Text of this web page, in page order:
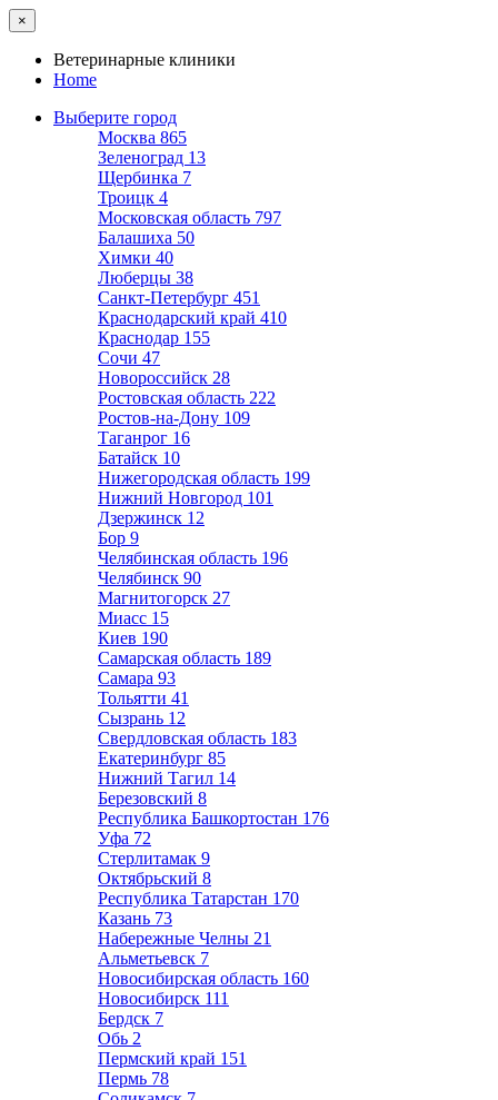
×
Ветеринарные клиники
Home
Выберите город
Москва 865
Зеленоград 13
Щербинка 7
Троицк 4
Московская область 797
Балашиха 50
Химки 40
Люберцы 38
Санкт-Петербург 451
Краснодарский край 410
Краснодар 155
Сочи 47
Новороссийск 28
Ростовская область 222
Ростов-на-Дону 109
Таганрог 16
Батайск 10
Нижегородская область 199
Нижний Новгород 101
Дзержинск 12
Бор 9
Челябинская область 196
Челябинск 90
Магнитогорск 27
Миасс 15
Киев 190
Самарская область 189
Самара 93
Тольятти 41
Сызрань 12
Свердловская область 183
Екатеринбург 85
Нижний Тагил 14
Березовский 8
Республика Башкортостан 176
Уфа 72
Стерлитамак 9
Октябрьский 8
Республика Татарстан 170
Казань 73
Набережные Челны 21
Альметьевск 7
Новосибирская область 160
Новосибирск 111
Бердск 7
Обь 2
Пермский край 151
Пермь 78